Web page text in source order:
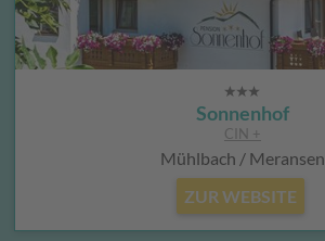
Sonnenhof
CIN +
Mühlbach / Meransen
ZUR WEBSITE